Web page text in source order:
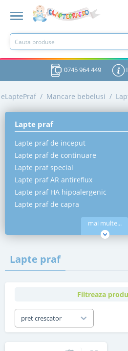
0745 964 449
eLaptePraf / Mancare bebelusi /
Lapte praf
Lapte praf de inceput
Lapte praf de continuare
Lapte praf special
Lapte praf AR antireflux
Lapte praf HA hipoalergenic
Lapte praf de capra
mai multe...
Lapte praf
Filtreaza
pret crescator